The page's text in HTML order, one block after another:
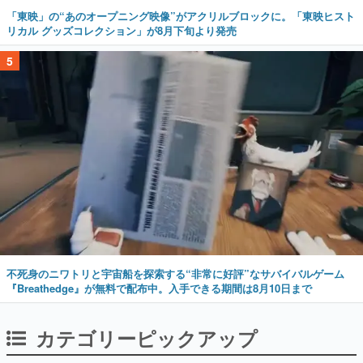
「東映」の“あのオープニング映像”がアクリルブロックに。「東映ヒスト
リカル グッズコレクション」が8月下旬より発売
5
不死身のニワトリと宇宙船を探索する“非常に好評”なサバイバルゲーム
『Breathedge』が無料で配布中。入手できる期間は8月10日まで
カテゴリーピックアップ